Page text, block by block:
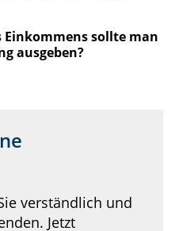
Einkommens sollte man
ausgeben?
verständlich und
Jetzt